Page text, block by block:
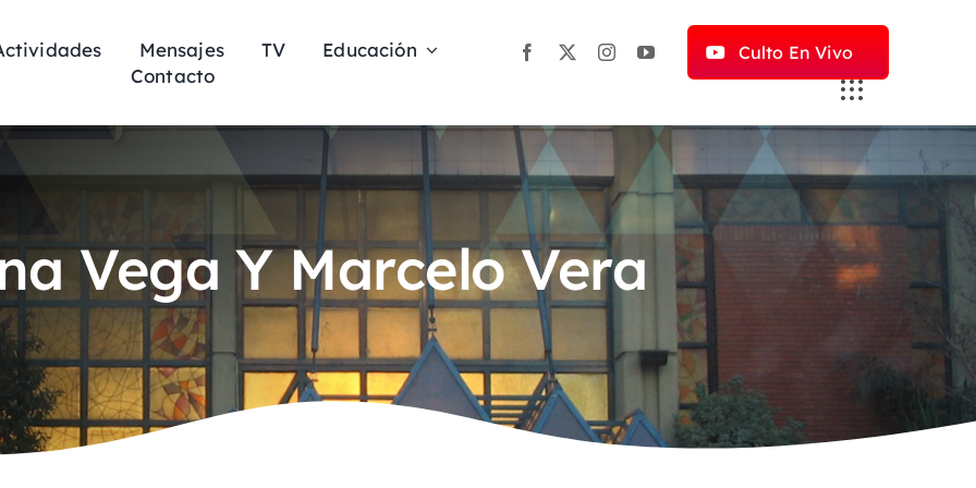
Mensajes TV
Educación
Contacto
Culto En Vivo
Vega Y Marcelo Vera